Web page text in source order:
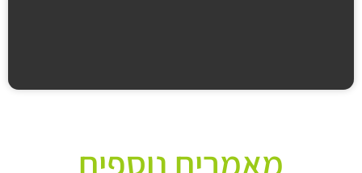
מאמרים נוספים